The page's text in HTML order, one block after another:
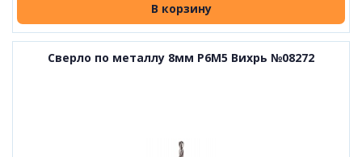
В корзину
Сверло по металлу 8мм Р6М5 Вихрь №08272